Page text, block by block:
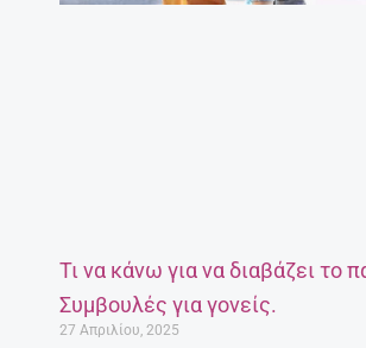
Τι να κάνω για να διαβάζει το
Συμβουλές για γονείς.
27 Απριλίου, 2025